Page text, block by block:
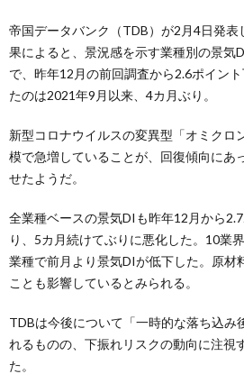
帝国データバンク（TDB）が2月4日発
果によると、景況感を示す業種別の景気
で、昨年12月の前回調査から2.6ポイン
たのは2021年9月以来、4カ月ぶり。
新型コロナウイルスの変異型「オミクロ
模で急増していることが、回復傾向にあ
せたようだ。
全業種ベースの景気DIも昨年12月から
り、5カ月続けてぶりに悪化した。10業
業種で前月より景気DIが低下した。原材
ことも影響しているとみられる。
TDBは今後について「一時的な落ち込み
れるものの、下振れリスクの動向に注視
た。